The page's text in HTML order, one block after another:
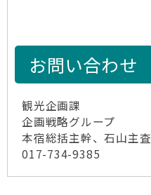
お問い合わせ
観光企画課
企画戦略グループ
本宿総括主幹、石山主査
017-734-9385